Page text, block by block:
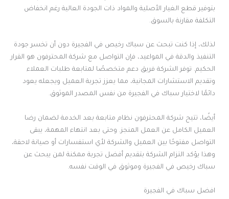
بتوفير قطع الغيار الأصلية والمواد ذات الجودة العالية رغم انخفاض
التكلفة مقارنة بالسوق.
لذلك، إذا كنت تبحث عن سباك رخيص في الفجيرة دون أن تخسر جودة
التنفيذ والدقة في المواعيد، فإن التواصل مع شركة المحترفون هو القرار
الحكيم. توفر الشركة فريق دعم متخصصًا لمتابعة طلبات العملاء
وتقديم الاستشارات المجانية، مما يعزز تجربة العميل ويجعله يعود
دائمًا لاختيار سباك في الفجيرة من نفس المصدر الموثوق.
أيضًا، تتيح شركة المحترفون نظام متابعة بعد الخدمة لضمان رضا
العميل الكامل عن العمل المنجز. وحتى بعد انتهاء المهمة، يبقى
التواصل مفتوحًا بين العميل والشركة لأي استفسارات أو صيانة لاحقة،
وهذا يؤكد التزام الشركة بتقديم أفضل تجربة ممكنة لمن يبحث عن
سباك رخيص في الفجيرة وموثوق في الوقت نفسه.
افضل سباك في الفجيرة